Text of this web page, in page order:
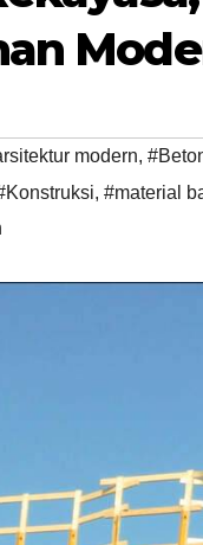
modern,
, #material